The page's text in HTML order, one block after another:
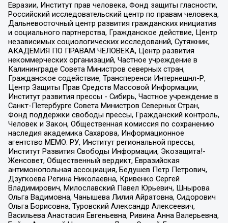
Евразии, Институт прав человека, Фонд защиты гласности,
Российский исследовательский центр по правам человека,
Дальневосточный центр развития гражданских инициатив
и социального партнерства, Гражданское действие, Центр
независимых социологических исследований, Сутяжник,
АКАДЕМИЯ ПО ПРАВАМ ЧЕЛОВЕКА, Центр развития
некоммерческих организаций, Частное учреждение в
Калининграде Совета Министров северных стран,
Гражданское содействие, Трансперенси Интернешнл-Р,
Центр Защиты Прав Средств Массовой Информации,
Институт развития прессы - Сибирь, Частное учреждение в
Санкт-Петербурге Совета Министров Северных Стран,
Фонд поддержки свободы прессы, Гражданский контроль,
Человек и Закон, Общественная комиссия по сохранению
наследия академика Сахарова, Информационное
агентство МЕМО. РУ, Институт региональной прессы,
Институт Развития Свободы Информации, Экозащита!-
Женсовет, Общественный вердикт, Евразийская
антимонопольная ассоциация, Бедушев Петр Петрович,
Дзугкоева Регина Николаевна, Кривенко Сергей
Владимирович, Милославский Павел Юрьевич, Шнырова
Ольга Вадимовна, Чанышева Лилия Айратовна, Сидорович
Ольга Борисовна, Туровский Александр Алексеевич,
Васильева Анастасия Евгеньевна, Ривина Анна Валерьевна,